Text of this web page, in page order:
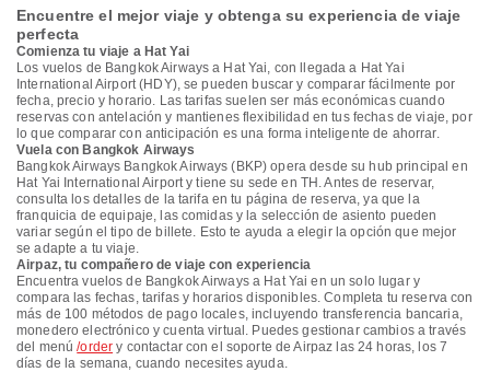
Encuentre el mejor viaje y obtenga su experiencia de viaje
perfecta
Comienza tu viaje a Hat Yai
Los vuelos de Bangkok Airways a Hat Yai, con llegada a Hat Yai
International Airport (HDY), se pueden buscar y comparar fácilmente por
fecha, precio y horario. Las tarifas suelen ser más económicas cuando
reservas con antelación y mantienes flexibilidad en tus fechas de viaje, por
lo que comparar con anticipación es una forma inteligente de ahorrar.
Vuela con Bangkok Airways
Bangkok Airways Bangkok Airways (BKP) opera desde su hub principal en
Hat Yai International Airport y tiene su sede en TH. Antes de reservar,
consulta los detalles de la tarifa en tu página de reserva, ya que la
franquicia de equipaje, las comidas y la selección de asiento pueden
variar según el tipo de billete. Esto te ayuda a elegir la opción que mejor
se adapte a tu viaje.
Airpaz, tu compañero de viaje con experiencia
Encuentra vuelos de Bangkok Airways a Hat Yai en un solo lugar y
compara las fechas, tarifas y horarios disponibles. Completa tu reserva con
más de 100 métodos de pago locales, incluyendo transferencia bancaria,
monedero electrónico y cuenta virtual. Puedes gestionar cambios a través
del menú/order y contactar con el soporte de Airpaz las 24 horas, los 7
días de la semana, cuando necesites ayuda.